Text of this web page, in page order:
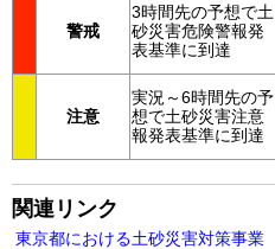
警戒
3時間先の予想で土
砂災害危険警報発
表基準に到達
注意
実況～6時間先の予
想で土砂災害注意
報発表基準に到達
関連リンク
東京都における土砂災害対策事業